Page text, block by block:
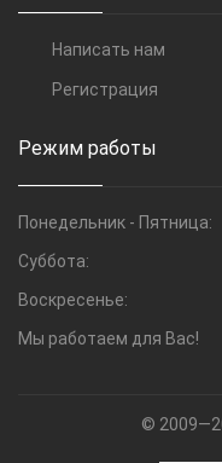
Написать нам
Регистрация
Режим работы
Понедельник - Пятница:
Суббота:
Воскресенье:
Мы работаем для Вас!
©